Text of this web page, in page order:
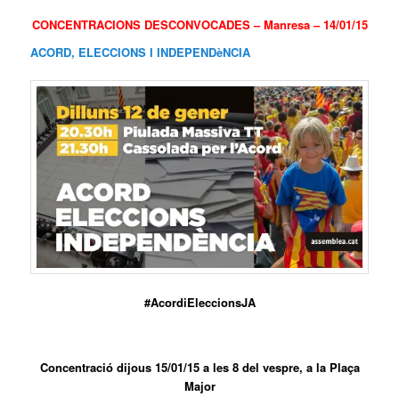
CONCENTRACIONS DESCONVOCADES – Manresa – 14/01/15
ACORD, ELECCIONS I INDEPENDèNCIA
#AcordiEleccionsJA
Concentració dijous 15/01/15 a les 8 del vespre, a la Plaça
Major